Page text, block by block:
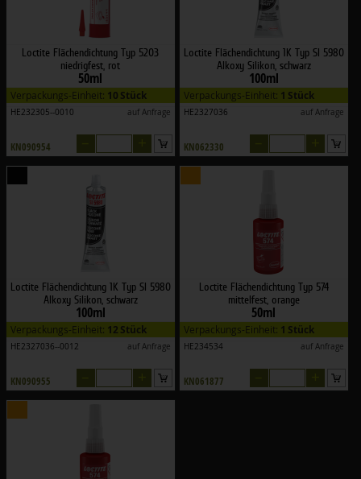
Loctite Flächendichtung Typ 5203
niedrigfest, rot
50ml
Verpackungs-Einheit: 10 Stück
HE232305--0010 auf Anfrage
KN090954
Loctite Flächendichtung 1K Typ SI 5980
Alkoxy Silikon, schwarz
100ml
Verpackungs-Einheit: 1 Stück
HE2327036 auf Anfrage
KN062330
Loctite Flächendichtung 1K Typ SI 5980
Alkoxy Silikon, schwarz
100ml
Verpackungs-Einheit: 12 Stück
HE2327036--0012 auf Anfrage
KN090955
Loctite Flächendichtung Typ 574
mittelfest, orange
50ml
Verpackungs-Einheit: 1 Stück
HE234534 auf Anfrage
KN061877